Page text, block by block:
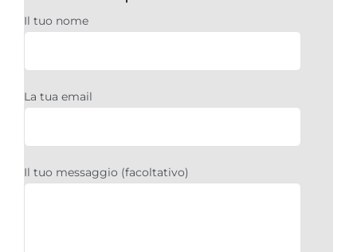
Il tuo nome
La tua email
Il tuo messaggio (facoltativo)